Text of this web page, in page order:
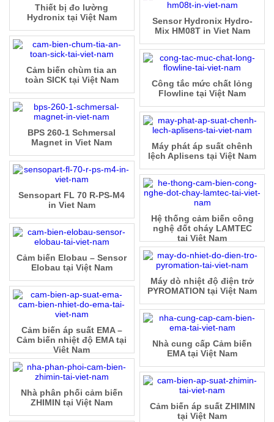
Thiết bị đo lường
Hydronix tại Việt Nam
Sensor Hydronix Hydro-
Mix HM08T in Viet Nam
Cảm biến chùm tia an
toàn SICK tại Việt Nam
Công tắc mức chất lỏng
Flowline tại Việt Nam
BPS 260-1 Schmersal
Magnet in Viet Nam
Máy phát áp suất chênh
lệch Aplisens tại Việt Nam
Sensopart FL 70 R-PS-M4
in Viet Nam
Hệ thống cảm biến công
nghệ đốt cháy LAMTEC
tại Việt Nam
Cảm biến Elobau – Sensor
Elobau tại Việt Nam
Máy dò nhiệt độ điện trở
PYROMATION tại Việt Nam
Cảm biến áp suất EMA –
Cảm biến nhiệt độ EMA tại
Việt Nam
Nhà cung cấp Cảm biến
EMA tại Việt Nam
Nhà phân phối cảm biến
ZHIMIN tại Việt Nam
Cảm biến áp suất ZHIMIN
tại Việt Nam